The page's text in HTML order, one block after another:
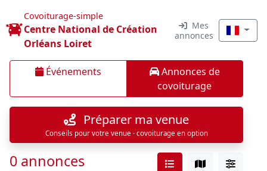
Covoiturage-simple
Centre National de Création
Orléans Loiret
Mes
annonces
Événements
Annonces de
covoiturage
Préparer ma venue
Conseils pour votre venue · covoiturage en option
0 annonces